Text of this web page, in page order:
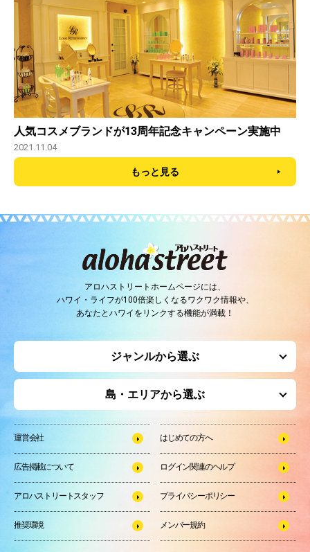
人気コスメブランドが13周年記念キャンペーン実施中
2021.11.04
もっと見る
アロハストリートホームページには、
ハワイ・ライフが100倍楽しくなるワクワク情報や、
あなたとハワイをリンクする機能が満載！
ジャンルから選ぶ
島・エリアから選ぶ
運営会社 はじめての方へ
広告掲載について ログイン関連のヘルプ
アロハストリートスタッフ プライバシーポリシー
推奨環境 メンバー規約